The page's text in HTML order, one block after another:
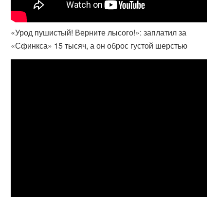
«Урод пушистый! Верните лысого!»: заплатил за
«Сфинкса» 15 тысяч, а он оброс густой шерстью